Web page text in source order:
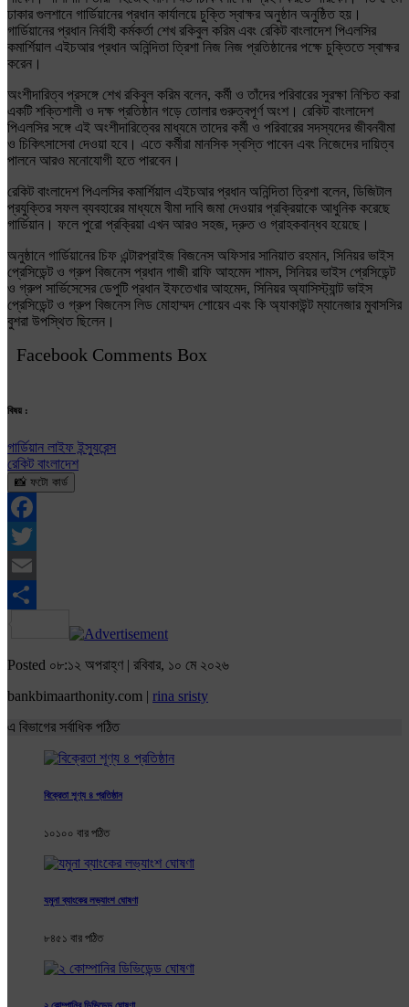
ঢাকার গুলশানে গার্ডিয়ানের প্রধান কার্যালয়ে চুক্তি স্বাক্ষর অনুষ্ঠান অনুষ্ঠিত হয়।
গার্ডিয়ানের প্রধান নির্বাহী কর্মকর্তা শেখ রকিবুল করিম এবং রেকিট বাংলাদেশ পিএলসির
কমার্শিয়াল এইচআর প্রধান অনিন্দিতা ত্রিশা নিজ নিজ প্রতিষ্ঠানের পক্ষে চুক্তিতে স্বাক্ষর
করেন।
অংশীদারিত্ব প্রসঙ্গে শেখ রকিবুল করিম বলেন, কর্মী ও তাঁদের পরিবারের সুরক্ষা নিশ্চিত করা
একটি শক্তিশালী ও দক্ষ প্রতিষ্ঠান গড়ে তোলার গুরুত্বপূর্ণ অংশ। রেকিট বাংলাদেশ
পিএলসির সঙ্গে এই অংশীদারিত্বের মাধ্যমে তাদের কর্মী ও পরিবারের সদস্যদের জীবনবীমা
ও চিকিৎসাসেবা দেওয়া হবে। এতে কর্মীরা মানসিক স্বস্তি পাবেন এবং নিজেদের দায়িত্ব
পালনে আরও মনোযোগী হতে পারবেন।
রেকিট বাংলাদেশ পিএলসির কমার্শিয়াল এইচআর প্রধান অনিন্দিতা ত্রিশা বলেন, ডিজিটাল
প্রযুক্তির সফল ব্যবহারের মাধ্যমে বীমা দাবি জমা দেওয়ার প্রক্রিয়াকে আধুনিক করেছে
গার্ডিয়ান। ফলে পুরো প্রক্রিয়া এখন আরও সহজ, দ্রুত ও গ্রাহকবান্ধব হয়েছে।
অনুষ্ঠানে গার্ডিয়ানের চিফ এন্টারপ্রাইজ বিজনেস অফিসার সানিয়াত রহমান, সিনিয়র ভাইস
প্রেসিডেন্ট ও গ্রুপ বিজনেস প্রধান গাজী রাফি আহমেদ শামস, সিনিয়র ভাইস প্রেসিডেন্ট
ও গ্রুপ সার্ভিসেসের ডেপুটি প্রধান ইফতেখার আহমেদ, সিনিয়র অ্যাসিস্ট্যান্ট ভাইস
প্রেসিডেন্ট ও গ্রুপ বিজনেস লিড মোহাম্মদ শোয়েব এবং কি অ্যাকাউন্ট ম্যানেজার মুবাসসির
বুশরা উপস্থিত ছিলেন।
Facebook Comments Box
বিষয় :
গার্ডিয়ান লাইফ ইন্স্যুরেন্স
রেকিট বাংলাদেশ
📸 ফটো কার্ড
Facebook
Twitter
Email
Share
Posted ০৮:১২ অপরাহ্ণ | রবিবার, ১০ মে ২০২৬
bankbimaarthonity.com | rina sristy
এ বিভাগের সর্বাধিক পঠিত
বিক্রেতা শূণ্য ৪ প্রতিষ্ঠান
১০১০০ বার পঠিত
যমুনা ব্যাংকের লভ্যাংশ ঘোষণা
৮৪৫১ বার পঠিত